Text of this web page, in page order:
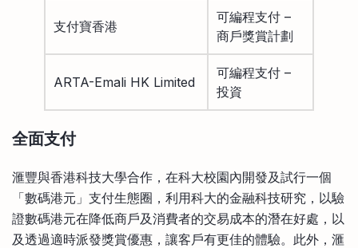
支付寶香港
可編程支付 –
商戶獎賞計劃
ARTA-Emali HK Limited
可編程支付 –
投資
全面支付
滙豐與香港科技大學合作，在科大校園內開發及試行一個
「數碼港元」支付生態圈，利用科大的金融科技研究，以驗
證數碼港元在降低商戶及消費者的交易成本的潛在好處，以
及透過適時派發獎賞優惠，讓客戶有更佳的體驗。此外，滙